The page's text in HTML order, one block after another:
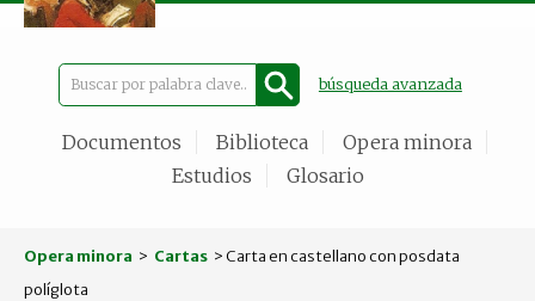
búsqueda avanzada
Documentos Biblioteca
Opera minora
Estudios
Glosario
Opera minora > Cartas > Carta en castellano con posdata
políglota